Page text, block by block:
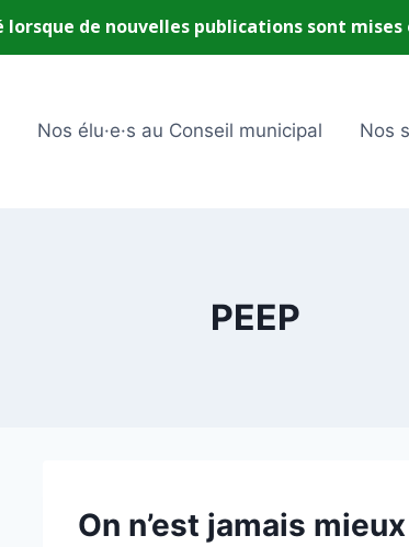
Nos élu·e·s au Conseil municipal Nos
PEEP
NON
CLASSÉ
On n’est jamais mieux